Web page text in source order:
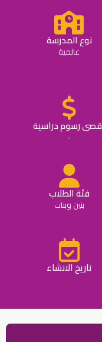
نوع المدرسة
عالمية
رسوم دراسية
-
فئة الطلاب
بنين وبنات
تاريخ الانشاء